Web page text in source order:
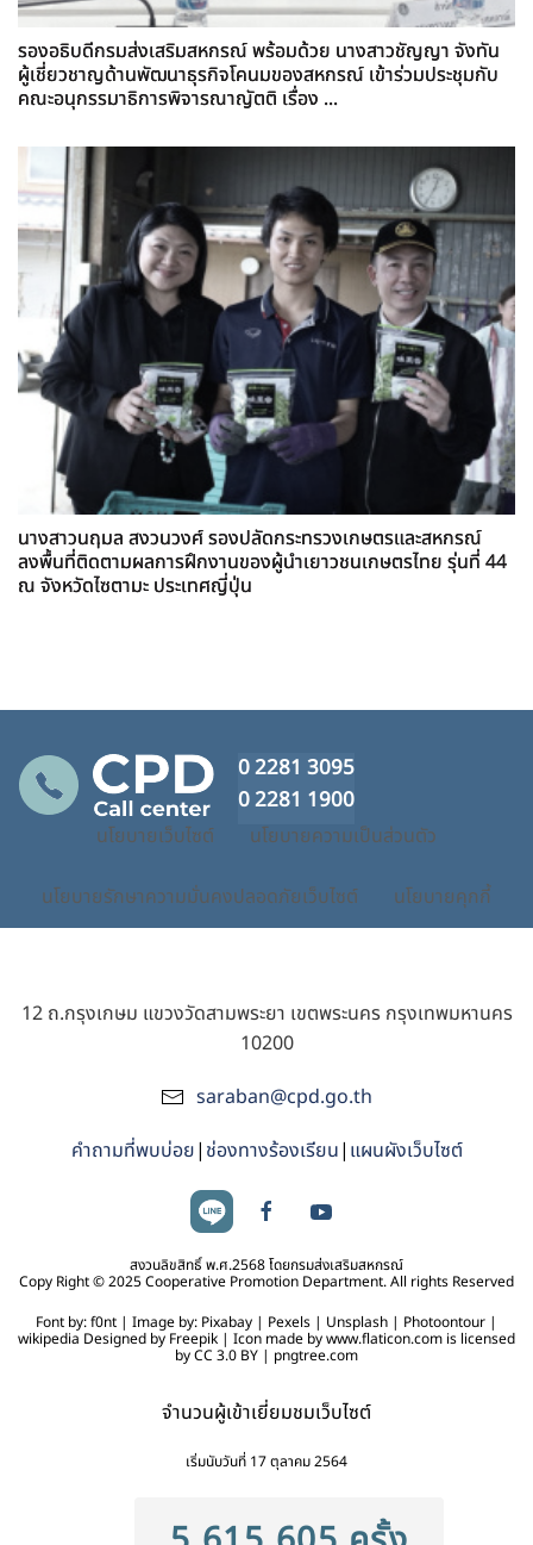
รองอธิบดีกรมส่งเสริมสหกรณ์ พร้อมด้วย นางสาวชัญญา จังทัน
ผู้เชี่ยวชาญด้านพัฒนาธุรกิจโคนมของสหกรณ์ เข้าร่วมประชุมกับ
คณะอนุกรรมาธิการพิจารณาญัตติ เรื่อง ...
นางสาวนฤมล สงวนวงศ์ รองปลัดกระทรวงเกษตรและสหกรณ์
ลงพื้นที่ติดตามผลการฝึกงานของผู้นำเยาวชนเกษตรไทย รุ่นที่ 44
ณ จังหวัดไซตามะ ประเทศญี่ปุ่น
0 2281 3095
0 2281 1900
นโยบายเว็บไซต์ นโยบายความเป็นส่วนตัว
นโยบายรักษาความมั่นคงปลอดภัยเว็บไซต์ นโยบายคุกกี้
12 ถ.กรุงเกษม แขวงวัดสามพระยา เขตพระนคร กรุงเทพมหานคร
10200
saraban@cpd.go.th
คำถามที่พบบ่อย| ช่องทางร้องเรียน| แผนผังเว็บไซต์
สงวนลิขสิทธิ์ พ.ศ.2568 โดยกรมส่งเสริมสหกรณ์
Copy Right © 2025 Cooperative Promotion Department. All rights Reserved
Font by: f0nt | Image by: Pixabay | Pexels | Unsplash | Photoontour |
wikipedia Designed by Freepik | Icon made by www.flaticon.com is licensed
by CC 3.0 BY | pngtree.com
จำนวนผู้เข้าเยี่ยมชมเว็บไซต์
เริ่มนับวันที่ 17 ตุลาคม 2564